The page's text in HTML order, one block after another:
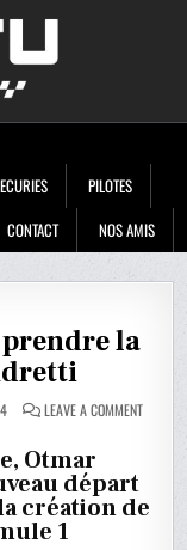
ECURIES
PILOTES
CONTACT NOS AMIS
la
LEAVE A COMMENTON
TÊTE
Otmar
départ
création de
1